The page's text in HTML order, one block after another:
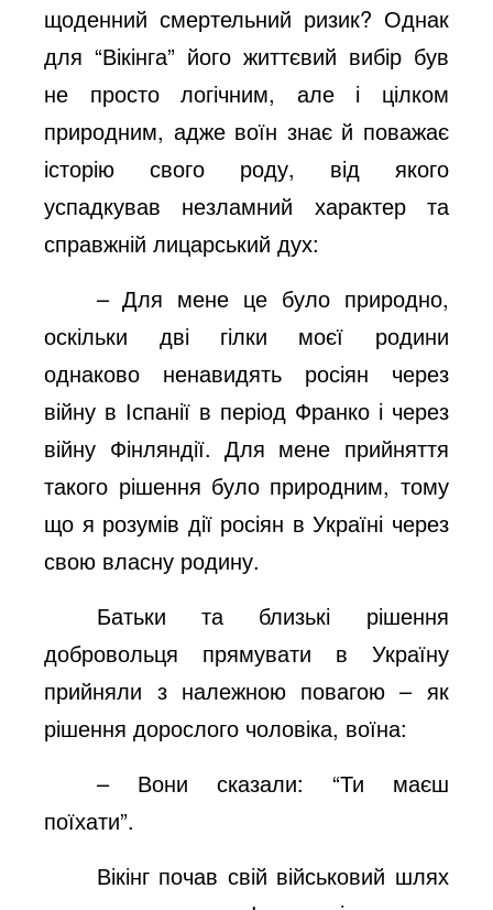
щоденний смертельний ризик? Однак
для “Вікінга” його життєвий вибір був
не просто логічним, але і цілком
природним, адже воїн знає й поважає
історію свого роду, від якого
успадкував незламний характер та
справжній лицарський дух:
– Для мене це було природно,
оскільки дві гілки моєї родини
однаково ненавидять росіян через
війну в Іспанії в період Франко і через
війну Фінляндії. Для мене прийняття
такого рішення було природним, тому
що я розумів дії росіян в Україні через
свою власну родину.
Батьки та близькі рішення
добровольця прямувати в Україну
прийняли з належною повагою – як
рішення дорослого чоловіка, воїна:
– Вони сказали: “Ти маєш
поїхати”.
Вікінг почав свій військовий шлях